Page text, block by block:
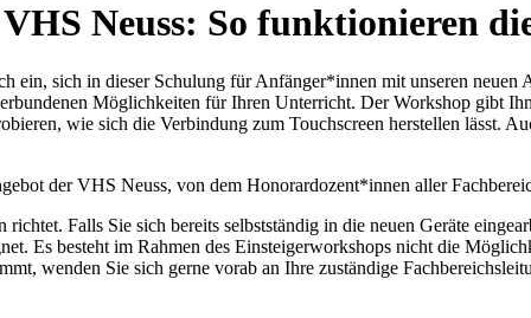
Neuss: So funktionieren
sich in dieser Schulung für Anfänger*innen mit unseren neuen
Möglichkeiten für Ihren Unterricht. Der Workshop gibt
wie sich die Verbindung zum Touchscreen herstellen lässt.
der VHS Neuss, von dem Honorardozent*innen aller
Falls Sie sich bereits selbstständig in die neuen Geräte
Es besteht im Rahmen des Einsteigerworkshops nicht die
wenden Sie sich gerne vorab an Ihre zuständige